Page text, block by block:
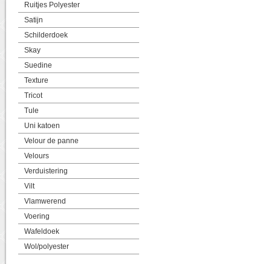
Ruitjes Polyester
Satijn
Schilderdoek
Skay
Suedine
Texture
Tricot
Tule
Uni katoen
Velour de panne
Velours
Verduistering
Vilt
Vlamwerend
Voering
Wafeldoek
Wol/polyester